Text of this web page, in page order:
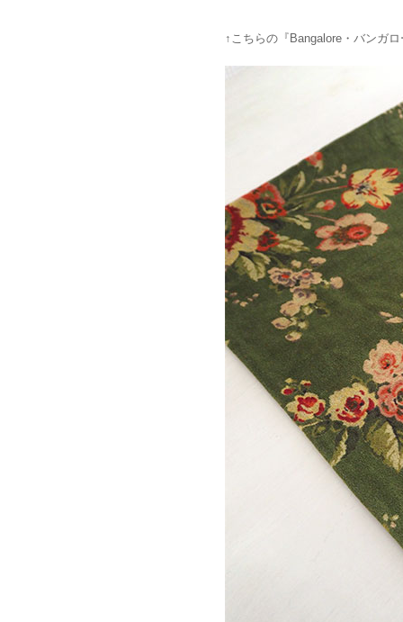
↑こちらの『Bangalore・バンガ